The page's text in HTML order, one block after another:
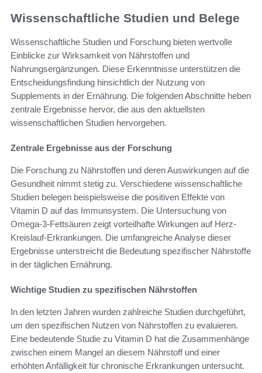
Wissenschaftliche Studien und Belege
Wissenschaftliche Studien und Forschung bieten wertvolle
Einblicke zur Wirksamkeit von Nährstoffen und
Nahrungsergänzungen. Diese Erkenntnisse unterstützen die
Entscheidungsfindung hinsichtlich der Nutzung von
Supplements in der Ernährung. Die folgenden Abschnitte heben
zentrale Ergebnisse hervor, die aus den aktuellsten
wissenschaftlichen Studien hervorgehen.
Zentrale Ergebnisse aus der Forschung
Die Forschung zu Nährstoffen und deren Auswirkungen auf die
Gesundheit nimmt stetig zu. Verschiedene wissenschaftliche
Studien belegen beispielsweise die positiven Effekte von
Vitamin D auf das Immunsystem. Die Untersuchung von
Omega-3-Fettsäuren zeigt vorteilhafte Wirkungen auf Herz-
Kreislauf-Erkrankungen. Die umfangreiche Analyse dieser
Ergebnisse unterstreicht die Bedeutung spezifischer Nährstoffe
in der täglichen Ernährung.
Wichtige Studien zu spezifischen Nährstoffen
In den letzten Jahren wurden zahlreiche Studien durchgeführt,
um den spezifischen Nutzen von Nährstoffen zu evaluieren.
Eine bedeutende Studie zu Vitamin D hat die Zusammenhänge
zwischen einem Mangel an diesem Nährstoff und einer
erhöhten Anfälligkeit für chronische Erkrankungen untersucht.